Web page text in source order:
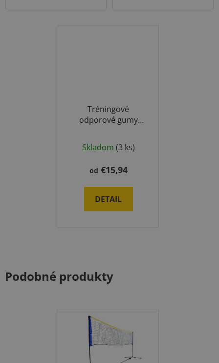
Tréningové
odporové gumy
Jumpstretch
Skladom (3 ks)
od €15,94
DETAIL
Podobné produkty